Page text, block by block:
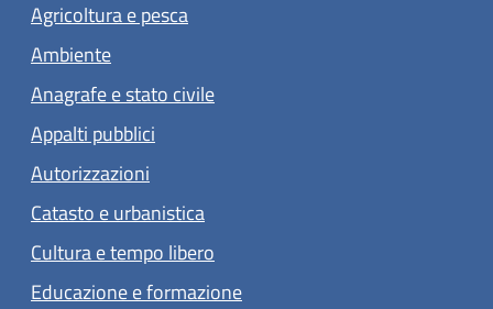
Agricoltura e pesca
Ambiente
Anagrafe e stato civile
Appalti pubblici
Autorizzazioni
Catasto e urbanistica
Cultura e tempo libero
Educazione e formazione